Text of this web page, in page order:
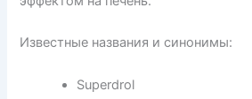
Известные названия и синонимы:
Superdrol